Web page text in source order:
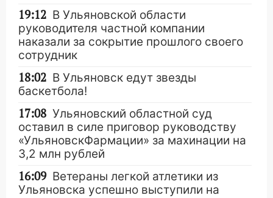
19:12 В Ульяновской области
руководителя частной компании
наказали за сокрытие прошлого своего
сотрудник
18:02 В Ульяновск едут звезды
баскетбола!
17:08 Ульяновский областной суд
оставил в силе приговор руководству
«УльяновскФармации» за махинации на
3,2 млн рублей
16:09 Ветераны легкой атлетики из
Ульяновска успешно выступили на